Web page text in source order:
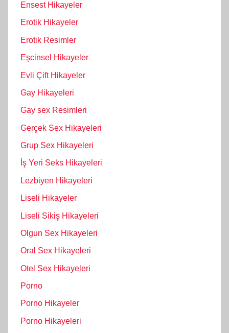
Ensest Hikayeler
Erotik Hikayeler
Erotik Resimler
Eşcinsel Hikayeler
Evli Çift Hikayeler
Gay Hikayeleri
Gay sex Resimleri
Gerçek Sex Hikayeleri
Grup Sex Hikayeleri
İş Yeri Seks Hikayeleri
Lezbiyen Hikayeleri
Liseli Hikayeler
Liseli Sikiş Hikayeleri
Olgun Sex Hikayeleri
Oral Sex Hikayeleri
Otel Sex Hikayeleri
Porno
Porno Hikayeler
Porno Hikayeleri